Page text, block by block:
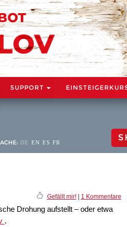
SUPPORT
DE EN ES FR
Gefällt mir!| 1 Kommentare
Drohung aufstellt – oder etwa
.